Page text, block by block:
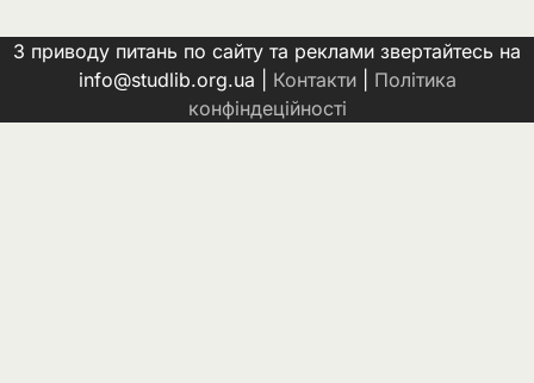
З приводу питань по сайту та реклами звертайтесь на
info@studlib.org.ua | Контакти| Політика
конфіндеційності